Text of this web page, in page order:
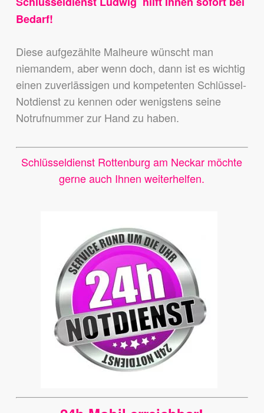
Bedarf!
Diese aufgezählte Malheure wünscht man
niemandem, aber wenn doch, dann ist es wichtig
einen zuverlässigen und kompetenten Schlüssel-
Notdienst zu kennen oder wenigstens seine
Notrufnummer zur Hand zu haben.
Schlüsseldienst Rottenburg am Neckar möchte
gerne auch Ihnen weiterhelfen.